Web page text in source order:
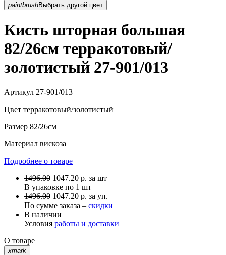
paintbrush Выбрать другой цвет
Кисть шторная большая
82/26см терракотовый/
золотистый 27-901/013
Артикул 27-901/013
Цвет терракотовый/золотистый
Размер 82/26см
Материал вискоза
Подробнее о товаре
1496.00 1047.20 р. за шт
В упаковке по 1 шт
1496.00 1047.20 р. за уп.
По сумме заказа – скидки
В наличии
Условия работы и доставки
О товаре
xmark